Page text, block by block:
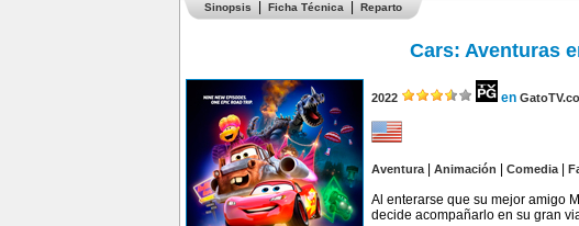
Sinopsis Ficha Técnica Reparto
Cars: Aventuras
2022 en
Aventura| Animación Comedia|
Al enterarse que su mejor amigo
decide acompañarlo en su gran